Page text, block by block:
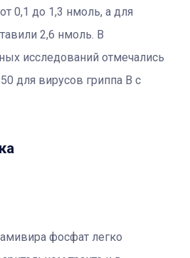
0,1 до 1,3 нмоль, а для
2,6 нмоль. В
исследований отмечались
для вирусов гриппа В с
фосфат легко